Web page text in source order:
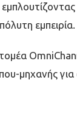
εμπλουτίζοντας
εμπειρία.
μηχανής για